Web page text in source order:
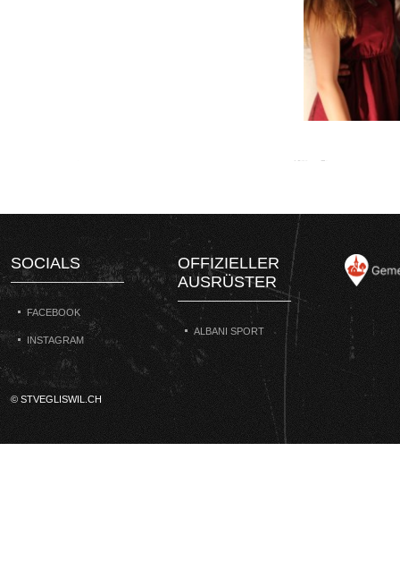
SOCIALS
FACEBOOK
INSTAGRAM
OFFIZIELLER
AUSRÜSTER
ALBANI SPORT
© STVEGLISWIL.CH